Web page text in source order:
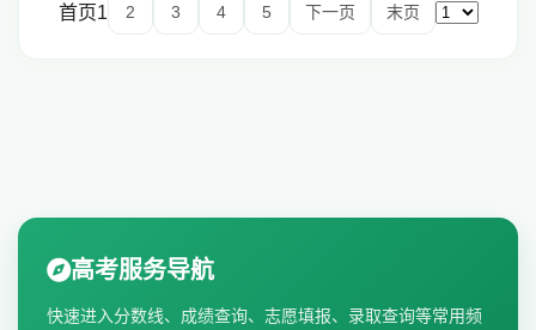
首页1 2 3 4 5 下一页 末页
高考服务导航
快速进入分数线、成绩查询、志愿填报、录取查询等常用频